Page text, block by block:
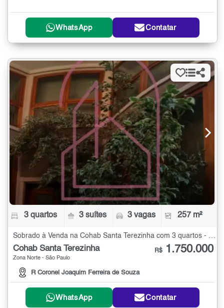
WhatsApp Contatar
3 quartos 3 suítes 3 vagas 257 m²
Sobrado à Venda na Cohab Santa Terezinha com 3 quartos - 257 m²
Cohab Santa Terezinha
Zona Norte - São Paulo
R Coronel Joaquim Ferreira de Souza
R$ 1.750.000
WhatsApp Contatar